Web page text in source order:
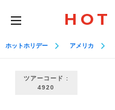
toggle
navigation
HOT
ホットホリデー アメリカ
ツアーコード :
4920